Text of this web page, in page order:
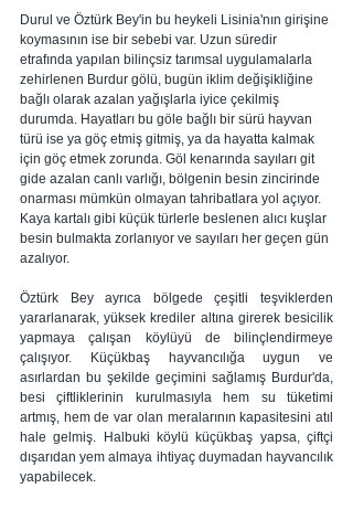
Durul ve Öztürk Bey'in bu heykeli Lisinia'nın girişine
koymasının ise bir sebebi var. Uzun süredir
etrafında yapılan bilinçsiz tarımsal uygulamalarla
zehirlenen Burdur gölü, bugün iklim değişikliğine
bağlı olarak azalan yağışlarla iyice çekilmiş
durumda. Hayatları bu göle bağlı bir sürü hayvan
türü ise ya göç etmiş gitmiş, ya da hayatta kalmak
için göç etmek zorunda. Göl kenarında sayıları git
gide azalan canlı varlığı, bölgenin besin zincirinde
onarması mümkün olmayan tahribatlara yol açıyor.
Kaya kartalı gibi küçük türlerle beslenen alıcı kuşlar
besin bulmakta zorlanıyor ve sayıları her geçen gün
azalıyor.
Öztürk Bey ayrıca bölgede çeşitli teşviklerden
yararlanarak, yüksek krediler altına girerek besicilik
yapmaya çalışan köylüyü de bilinçlendirmeye
çalışıyor. Küçükbaş hayvancılığa uygun ve
asırlardan bu şekilde geçimini sağlamış Burdur'da,
besi çiftliklerinin kurulmasıyla hem su tüketimi
artmış, hem de var olan meralarının kapasitesini atıl
hale gelmiş. Halbuki köylü küçükbaş yapsa, çiftçi
dışarıdan yem almaya ihtiyaç duymadan hayvancılık
yapabilecek.